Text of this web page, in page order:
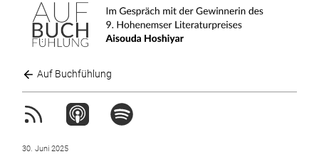
Auf Buchfühlung
30. Juni 2025